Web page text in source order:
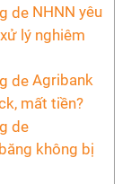
NHNN yêu
lý nghiêm
Agribank
mất tiền?
không bị